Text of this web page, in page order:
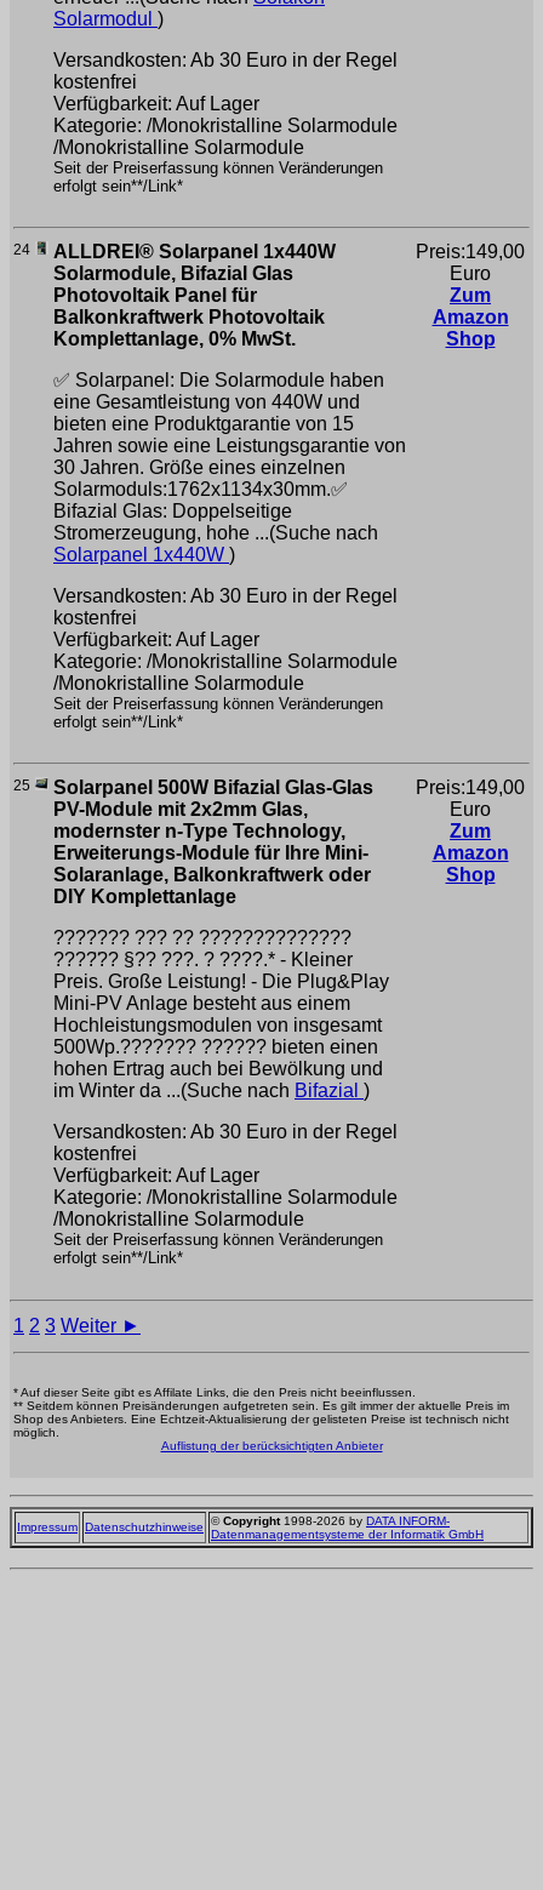
Solarmodul )
Versandkosten: Ab 30 Euro in der Regel
kostenfrei
Verfügbarkeit: Auf Lager
Kategorie: /Monokristalline Solarmodule
/Monokristalline Solarmodule
Seit der Preiserfassung können Veränderungen
erfolgt sein**/Link*
24
ALLDREI® Solarpanel 1x440W
Solarmodule, Bifazial Glas
Photovoltaik Panel für
Balkonkraftwerk Photovoltaik
Komplettanlage, 0% MwSt.
✅ Solarpanel: Die Solarmodule haben
eine Gesamtleistung von 440W und
bieten eine Produktgarantie von 15
Jahren sowie eine Leistungsgarantie von
30 Jahren. Größe eines einzelnen
Solarmoduls:1762x1134x30mm.✅
Bifazial Glas: Doppelseitige
Stromerzeugung, hohe ...(Suche nach
Solarpanel 1x440W )
Versandkosten: Ab 30 Euro in der Regel
kostenfrei
Verfügbarkeit: Auf Lager
Kategorie: /Monokristalline Solarmodule
/Monokristalline Solarmodule
Seit der Preiserfassung können Veränderungen
erfolgt sein**/Link*
Preis:149,00
Euro
Zum
Amazon
Shop
25
Solarpanel 500W Bifazial Glas-Glas
PV-Module mit 2x2mm Glas,
modernster n-Type Technology,
Erweiterungs-Module für Ihre Mini-
Solaranlage, Balkonkraftwerk oder
DIY Komplettanlage
??????? ??? ?? ??????????????
????̈?? §?? ???. ? ????.* - Kleiner
Preis. Große Leistung! - Die Plug&Play
Mini-PV Anlage besteht aus einem
Hochleistungsmodulen von insgesamt
500Wp.??????? ?????? bieten einen
hohen Ertrag auch bei Bewölkung und
im Winter da ...(Suche nach Bifazial )
Versandkosten: Ab 30 Euro in der Regel
kostenfrei
Verfügbarkeit: Auf Lager
Kategorie: /Monokristalline Solarmodule
/Monokristalline Solarmodule
Seit der Preiserfassung können Veränderungen
erfolgt sein**/Link*
Preis:149,00
Euro
Zum
Amazon
Shop
1 2 3 Weiter ►
* Auf dieser Seite gibt es Affilate Links, die den Preis nicht beeinflussen.
** Seitdem können Preisänderungen aufgetreten sein. Es gilt immer der aktuelle Preis im
Shop des Anbieters. Eine Echtzeit-Aktualisierung der gelisteten Preise ist technisch nicht
möglich.
Auflistung der berücksichtigten Anbieter
Impressum Datenschutzhinweise ©Copyright1998-2026 by DATA INFORM-
Datenmanagementsysteme der Informatik GmbH